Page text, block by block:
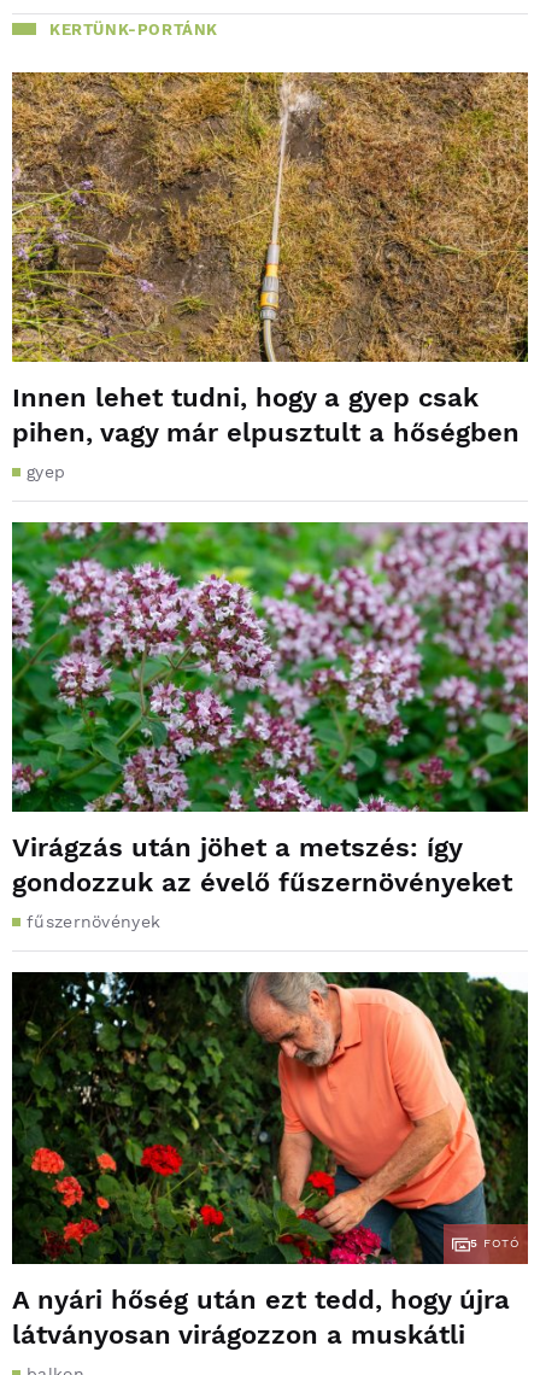
KERTÜNK-PORTÁNK
Innen lehet tudni, hogy a gyep csak
pihen, vagy már elpusztult a hőségben
gyep
Virágzás után jöhet a metszés: így
gondozzuk az évelő fűszernövényeket
fűszernövények
5 FOTÓ
A nyári hőség után ezt tedd, hogy újra
látványosan virágozzon a muskátli